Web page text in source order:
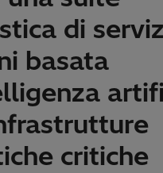
di
basata
critiche